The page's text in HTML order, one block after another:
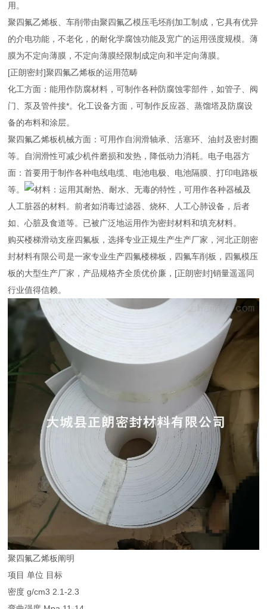
用。
聚四氟乙烯板、车削带由聚四氟乙模压毛坯削加工制成，它具有优异
的介电功能，不老化，的耐化学腐蚀功能及宽广的运用强度规模。薄
膜为不定向薄膜，不定向薄膜经限制成定向和半定向薄膜。
[正朗密封]聚四氟乙烯板的运用范畴
化工方面：能用作防腐材料，可制作各种防腐蚀零部件，如管子、阀
门、泵及管件接*。化工设备方面，可制作反应器、蒸馏塔及防腐设
备的布料和涂层。
聚四氟乙烯板机械方面：可用作自润滑轴承、活塞环、油封及密封圈
等。自润滑性可减少机件磨损和发热，降低动力消耗。 电子电器方
面：首要用于制作各种电线电缆、电池电极、电池隔膜、打印电路板
等。
材料：运用其耐热、耐水、无毒的特性，可用作各种器械及
人工脏器的材料。前者如消毒过滤器、烧杯、人工心肺设备，后者
如、心脏及食道等。已被广泛地运用作为密封材料和填充材料。
购买楼梯滑动支座四氟板，选择专业正规生产生产厂家，河北正朗密
封材料有限公司是一家专业生产四氟楼梯板，四氟车削板，四氟模压
板的大型生产厂家，产品规格齐全质优价廉，[正朗密封]销量遥遥同
行业值得信赖。
聚四氟乙烯板阐明
项目 单位 目标
密度 g/cm3 2.1-2.3